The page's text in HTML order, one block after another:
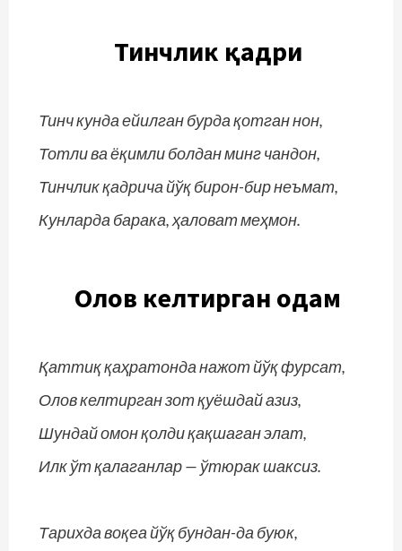
Тинчлик қадри
Тинч кунда ейилган бурда қотган нон,
Тотли ва ёқимли болдан минг чандон,
Тинчлик қадрича йўқ бирон-бир неъмат,
Кунларда барака, ҳаловат меҳмон.
Олов келтирган одам
Қаттиқ қаҳратонда нажот йўқ фурсат,
Олов келтирган зот қуёшдай азиз,
Шундай омон қолди қақшаган элат,
Илк ўт қалаганлар — ўтюрак шаксиз.
Тарихда воқеа йўқ бундан-да буюк,